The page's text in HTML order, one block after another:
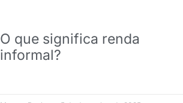
O que significa renda
informal?